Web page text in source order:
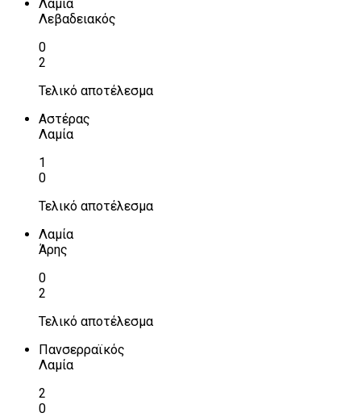
Λαμία
Λεβαδειακός
0
2
Τελικό αποτέλεσμα
Αστέρας
Λαμία
1
0
Τελικό αποτέλεσμα
Λαμία
Άρης
0
2
Τελικό αποτέλεσμα
Πανσερραϊκός
Λαμία
2
0